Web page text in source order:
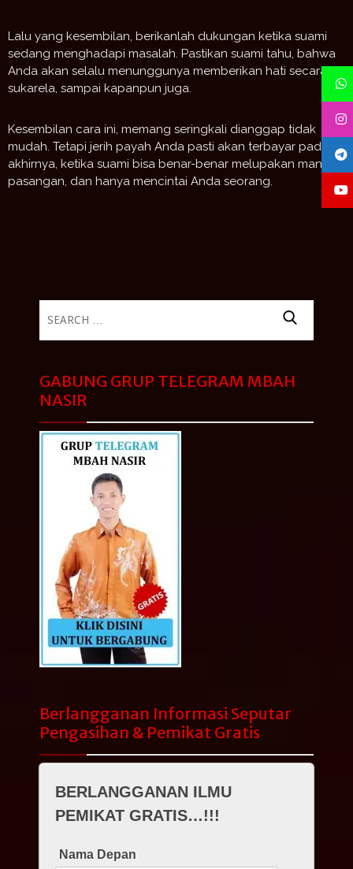
Lalu yang kesembilan, berikanlah dukungan ketika suami
sedang menghadapi masalah. Pastikan suami tahu, bahwa
Anda akan selalu menunggunya memberikan hati secara
sukarela, sampai kapanpun juga.
Kesembilan cara ini, memang seringkali dianggap tidak
mudah. Tetapi jerih payah Anda pasti akan terbayar pada
akhirnya, ketika suami bisa benar-benar melupakan mantan
pasangan, dan hanya mencintai Anda seorang.
for:
GABUNG GRUP TELEGRAM MBAH
NASIR
Berlangganan Informasi Seputar
Pengasihan & Pemikat Gratis
BERLANGGANAN ILMU
PEMIKAT GRATIS…!!!
Nama Depan